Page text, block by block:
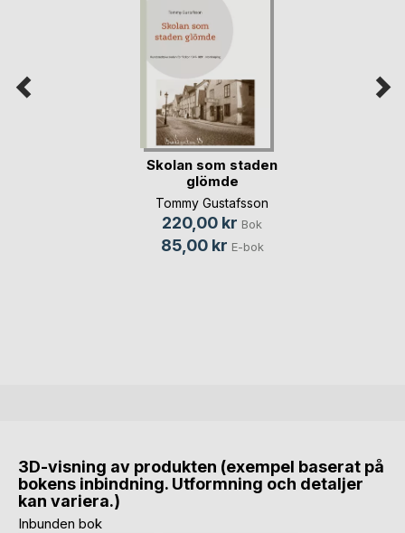
Skolan som staden
glömde
Tommy Gustafsson
220,00 kr Bok
85,00 kr E-bok
3D-visning av produkten (exempel baserat på
bokens inbindning. Utformning och detaljer
kan variera.)
Inbunden bok